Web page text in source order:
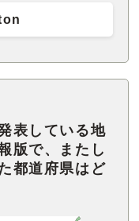
表している地
版で、またし
都道府県はど